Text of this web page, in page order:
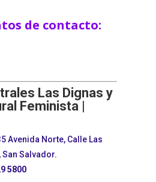
de contacto:
Las Dignas y
Feminista |
Avenida Norte, Calle Las
Salvador.
5800